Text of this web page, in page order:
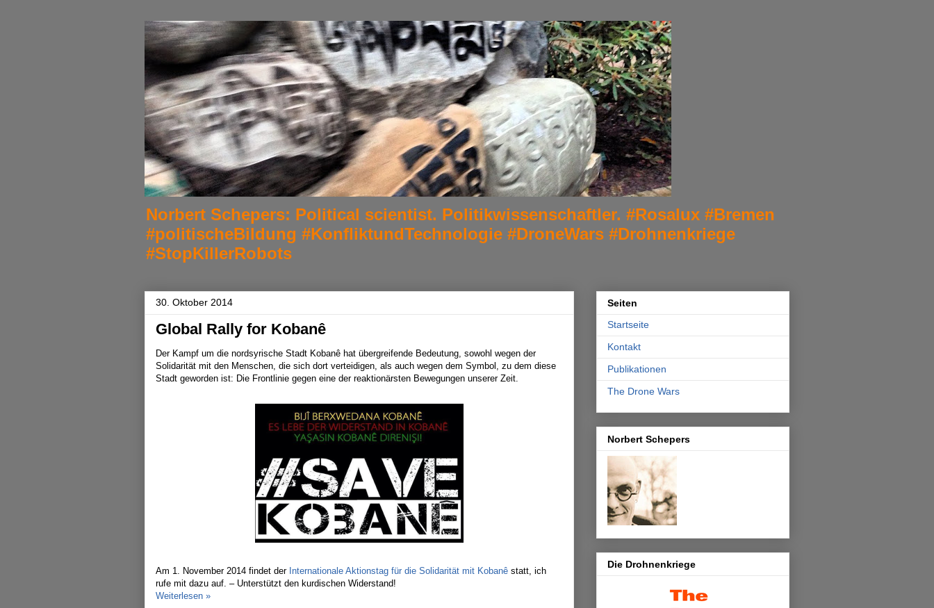
Norbert Schepers: Political scientist. Politikwissenschaftler. #Rosalux #Bremen
#politischeBildung #KonfliktundTechnologie #DroneWars #Drohnenkriege
#StopKillerRobots
30. Oktober 2014
Global Rally for Kobanê
Der Kampf um die nordsyrische Stadt Kobanê hat übergreifende Bedeutung, sowohl wegen der
Solidarität mit den Menschen, die sich dort verteidigen, als auch wegen dem Symbol, zu dem diese
Stadt geworden ist: Die Frontlinie gegen eine der reaktionärsten Bewegungen unserer Zeit.
Am 1. November 2014 findet der Internationale Aktionstag für die Solidarität mit Kobanê statt, ich
rufe mit dazu auf. – Unterstützt den kurdischen Widerstand!
Weiterlesen »
Seiten
Startseite
Kontakt
Publikationen
The Drone Wars
Norbert Schepers
Die Drohnenkriege